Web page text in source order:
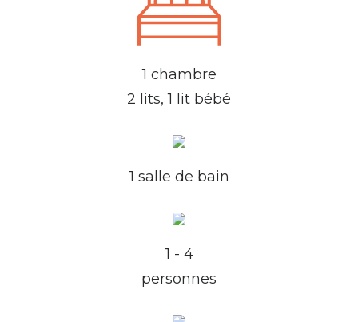
1 chambre
2 lits, 1 lit bébé
1 salle de bain
1 - 4
personnes